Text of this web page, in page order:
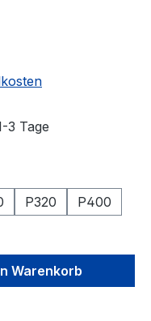
3 Tage
P320
P400
Warenkorb